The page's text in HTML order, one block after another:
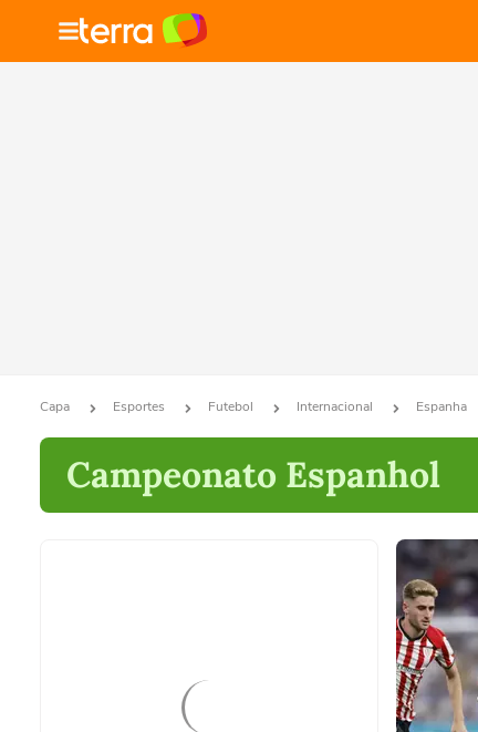
Capa Esportes Futebol Internacional Espanha
Campeonato Espanhol